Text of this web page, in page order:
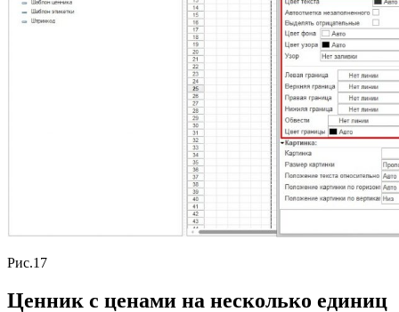
Рис.17
Ценник с ценами на несколько единиц